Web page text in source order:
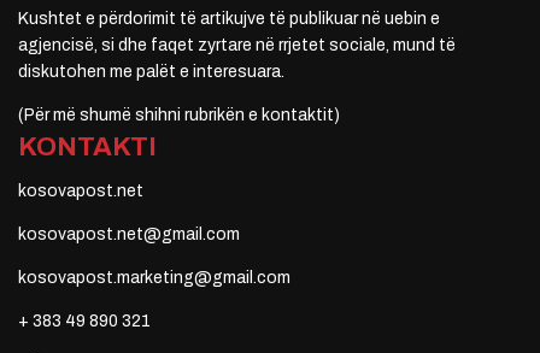
Kushtet e përdorimit të artikujve të publikuar në uebin e
agjencisë, si dhe faqet zyrtare në rrjetet sociale, mund të
diskutohen me palët e interesuara.
(Për më shumë shihni rubrikën e kontaktit)
KONTAKTI
kosovapost.net
kosovapost.net@gmail.com
kosovapost.marketing@gmail.com
+ 383 49 890 321